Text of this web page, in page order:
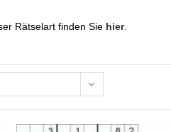
Rätselart finden Sie hier.